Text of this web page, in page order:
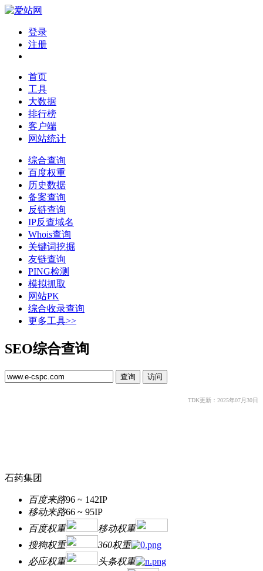
登录
注册
首页
工具
大数据
排行榜
客户端
网站统计
综合查询
百度权重
历史数据
备案查询
反链查询
IP反查域名
Whois查询
关键词挖掘
友链查询
PING检测
模拟抓取
网站PK
综合收录查询
更多工具>>
SEO综合查询
TDK更新：2025年07月30日
石药集团
百度来路96 ~ 142IP
移动来路66 ~ 95IP
百度权重
移动权重
搜狗权重
360权重
必应权重
头条权重